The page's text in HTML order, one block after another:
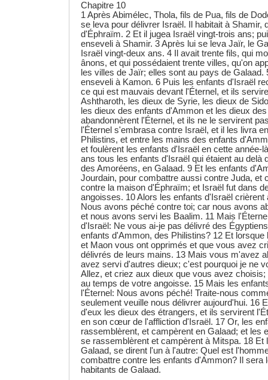
Chapitre 10
1 Après Abimélec, Thola, fils de Pua, fils de
se leva pour délivrer Israël. Il habitait à Shamir,
d'Éphraïm. 2 Et il jugea Israël vingt-trois ans;
enseveli à Shamir. 3 Après lui se leva Jaïr, le
Israël vingt-deux ans. 4 Il avait trente fils, qui
ânons, et qui possédaient trente villes, qu'on
les villes de Jaïr; elles sont au pays de Galaad.
enseveli à Kamon. 6 Puis les enfants d'Israël
ce qui est mauvais devant l'Éternel, et ils
Ashtharoth, les dieux de Syrie, les dieux de
les dieux des enfants d'Ammon et les dieux
abandonnèrent l'Éternel, et ils ne le servirent
l'Éternel s'embrasa contre Israël, et il les livra
Philistins, et entre les mains des enfants
et foulèrent les enfants d'Israël en cette année-
ans tous les enfants d'Israël qui étaient au delà
des Amoréens, en Galaad. 9 Et les enfants
Jourdain, pour combattre aussi contre Juda, et
contre la maison d'Éphraïm; et Israël fut dans
angoisses. 10 Alors les enfants d'Israël crièrent
Nous avons péché contre toi; car nous avons
et nous avons servi les Baalim. 11 Mais
d'Israël: Ne vous ai-je pas délivré des
enfants d'Ammon, des Philistins? 12 Et lorsque
et Maon vous ont opprimés et que vous avez
délivrés de leurs mains. 13 Mais vous m'avez
avez servi d'autres dieux; c'est pourquoi je ne
Allez, et criez aux dieux que vous avez
au temps de votre angoisse. 15 Mais les
l'Éternel: Nous avons péché! Traite-nous
seulement veuille nous délivrer aujourd'hui. 16
d'eux les dieux des étrangers, et ils servirent
en son cœur de l'affliction d'Israël. 17 Or, les
rassemblèrent, et campèrent en Galaad; et les
se rassemblèrent et campèrent à Mitspa. 18 Et
Galaad, se dirent l'un à l'autre: Quel est
combattre contre les enfants d'Ammon? Il sera
habitants de Galaad.